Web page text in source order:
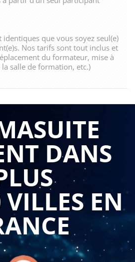
identiques que vous soyez seul(e)
Nos tarifs sont tout inclus et
du formateur, mise à
salle de formation, etc.)
DANS
EN